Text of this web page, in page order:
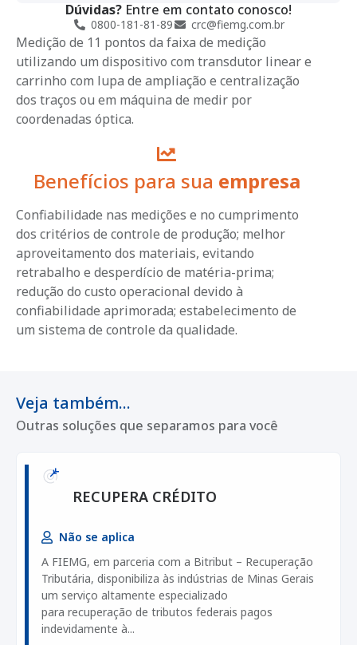
Medição de 11 pontos da faixa de medição
utilizando um dispositivo com transdutor linear e
carrinho com lupa de ampliação e centralização
dos traços ou em máquina de medir por
coordenadas óptica.
Benefícios para sua empresa
Confiabilidade nas medições e no cumprimento
dos critérios de controle de produção; melhor
aproveitamento dos materiais, evitando
retrabalho e desperdício de matéria-prima;
redução do custo operacional devido à
confiabilidade aprimorada; estabelecimento de
um sistema de controle da qualidade.
Dúvidas? Entre em contato conosco!
0800-181-81-89 crc@fiemg.com.br
Veja também...
Outras soluções que separamos para você
RECUPERA CRÉDITO
Não se aplica
A FIEMG, em parceria com a Bitribut – Recuperação
Tributária, disponibiliza às indústrias de Minas Gerais
um serviço altamente especializado
para recuperação de tributos federais pagos
indevidamente à...